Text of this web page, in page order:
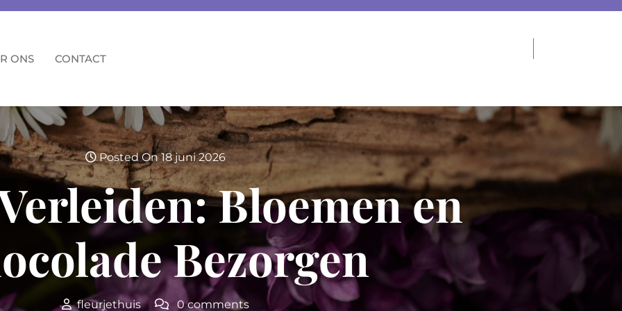
ONS CONTACT
Posted On 18 juni 2026
Bloemen en
Bezorgen
fleurjethuis 0 comments